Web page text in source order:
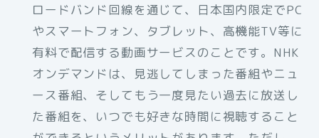
ロードバンド回線を通じて、日本国内限定でPC
やスマートフォン、タブレット、高機能TV等に
有料で配信する動画サービスのことです。NHK
オンデマンドは、見逃してしまった番組やニュ
ース番組、そしてもう一度見たい過去に放送し
た番組を、いつでも好きな時間に視聴すること